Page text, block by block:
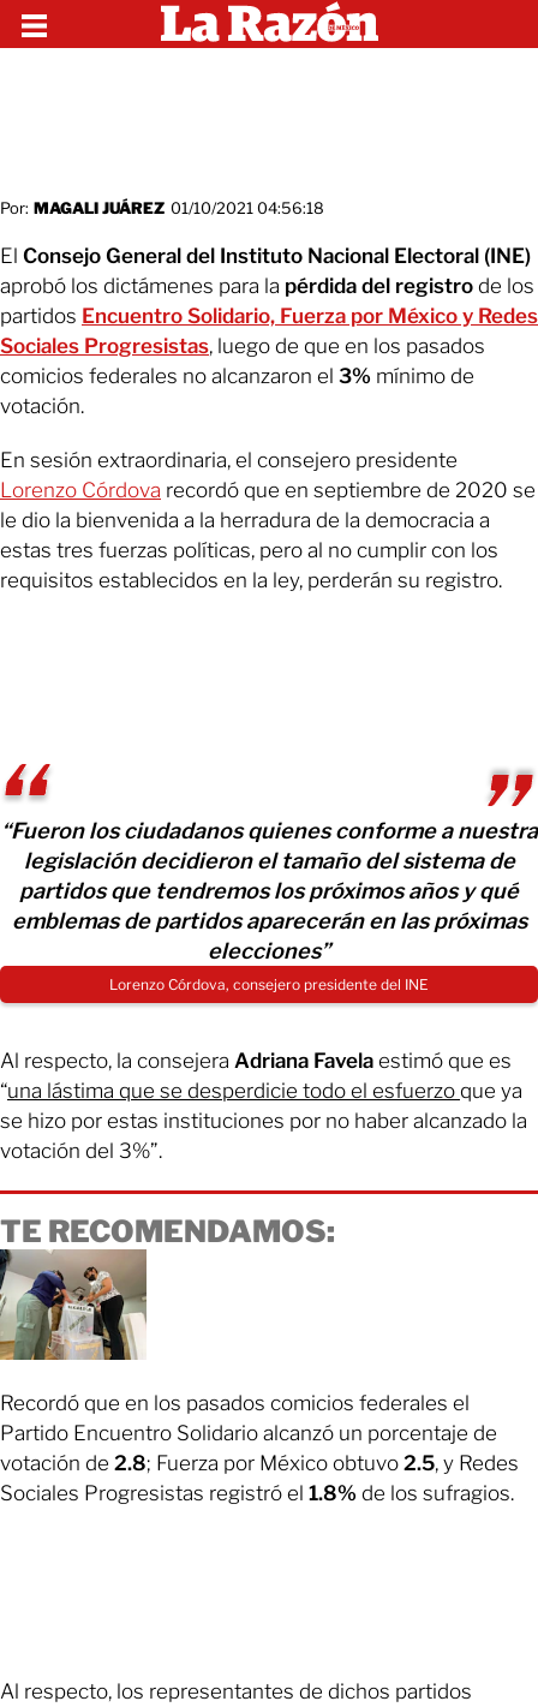
Por: MAGALI JUÁREZ 01/10/2021 04:56:18
El Consejo General del Instituto Nacional Electoral (INE)
aprobó los dictámenes para la pérdida del registro de los
partidos Encuentro Solidario, Fuerza por México y Redes
Sociales Progresistas, luego de que en los pasados
comicios federales no alcanzaron el 3% mínimo de
votación.
En sesión extraordinaria, el consejero presidente
Lorenzo Córdova recordó que en septiembre de 2020 se
le dio la bienvenida a la herradura de la democracia a
estas tres fuerzas políticas, pero al no cumplir con los
requisitos establecidos en la ley, perderán su registro.
“Fueron los ciudadanos quienes conforme a nuestra
legislación decidieron el tamaño del sistema de
partidos que tendremos los próximos años y qué
emblemas de partidos aparecerán en las próximas
elecciones”
Lorenzo Córdova, consejero presidente del INE
Al respecto, la consejera Adriana Favela estimó que es
“una lástima que se desperdicie todo el esfuerzo que ya
se hizo por estas instituciones por no haber alcanzado la
votación del 3%”.
TE RECOMENDAMOS:
Recordó que en los pasados comicios federales el
Partido Encuentro Solidario alcanzó un porcentaje de
votación de 2.8; Fuerza por México obtuvo 2.5, y Redes
Sociales Progresistas registró el 1.8% de los sufragios.
Al respecto, los representantes de dichos partidos